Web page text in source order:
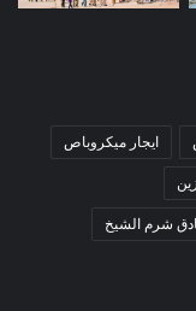
ايجار ميكروباص
شرم الشيخ